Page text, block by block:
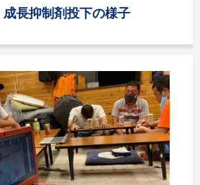
長抑制剤投下の様子